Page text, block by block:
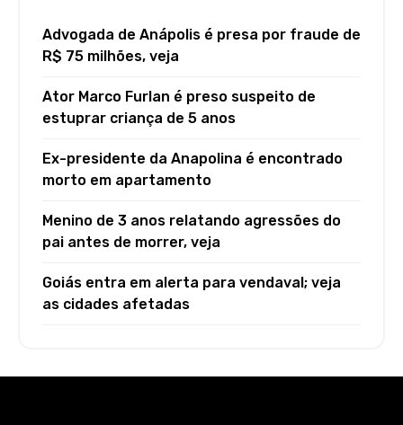
Advogada de Anápolis é presa por fraude de
R$ 75 milhões, veja
Ator Marco Furlan é preso suspeito de
estuprar criança de 5 anos
Ex-presidente da Anapolina é encontrado
morto em apartamento
Menino de 3 anos relatando agressões do
pai antes de morrer, veja
Goiás entra em alerta para vendaval; veja
as cidades afetadas